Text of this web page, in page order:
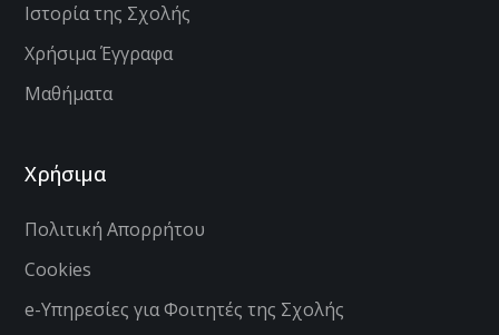
Ιστορία της Σχολής
Χρήσιμα Έγγραφα
Μαθήματα
Χρήσιμα
Πολιτική Απορρήτου
Cookies
e-Υπηρεσίες για Φοιτητές της Σχολής